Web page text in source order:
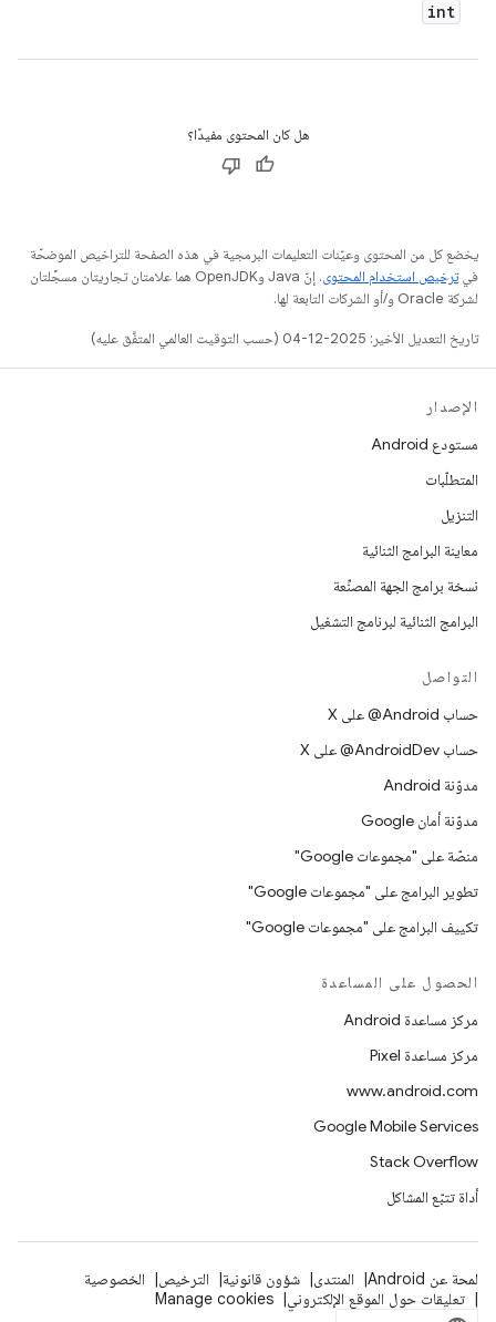
int
هل كان المحتوى مفيدًا؟
يخضع كل من المحتوى وعيّنات التعليمات البرمجية في هذه الصفحة للتراخيص الموضحّة
فيترخيص استخدام المحتوى
. إنّ Java وOpenJDK هما علامتان تجاريتان مسجَّلتان
لشركة Oracle و/أو الشركات التابعة لها.
تاريخ التعديل الأخير: 2025-12-04 (حسب التوقيت العالمي المتفَّق عليه)
الإصدار
مستودع Android
المتطلّبات
التنزيل
معاينة البرامج الثنائية
نسخة برامج الجهة المصنِّعة
البرامج الثنائية لبرنامج التشغيل
التواصل
حساب ‎@Android على X
حساب ‎@AndroidDev على X
مدوّنة Android
مدوّنة أمان Google
منصّة على "مجموعات Google"
تطوير البرامج على "مجموعات Google"
تكييف البرامج على "مجموعات Google"
الحصول على المساعدة
مركز مساعدة Android
مركز مساعدة Pixel
www.android.com
Google Mobile Services
Stack Overflow
أداة تتبّع المشاكل
لمحة عن Android المنتدى شؤون قانونية الترخيص
الخصوصية
تعليقات حول الموقع الإلكتروني
Manage cookies